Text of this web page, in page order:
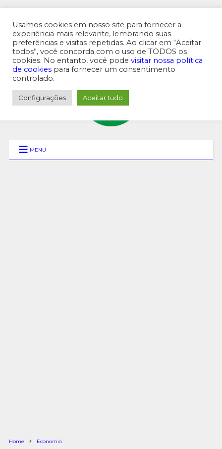
MENU SUPERIOR
MENU
Home Economia
Usamos cookies em nosso site para fornecer a
experiência mais relevante, lembrando suas
preferências e visitas repetidas. Ao clicar em “Aceitar
todos”, você concorda com o uso de TODOS os
cookies. No entanto, você pode visitar nossa política
de cookies para fornecer um consentimento
controlado.
Configurações Aceitar tudo